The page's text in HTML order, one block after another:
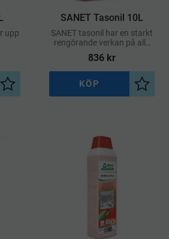
upp
Lägg till i önskelista
SANET Tasonil 10L
SANET tasonil har en starkt
rengörande verkan på alla
typer av smuts i
sanitetsutrymmen
836 kr
Lägg
KÖP